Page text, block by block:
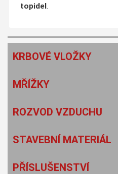
topidel.
KRBOVÉ VLOŽKY
MŘÍŽKY
ROZVOD VZDUCHU
STAVEBNÍ MATERIÁL
PŘÍSLUŠENSTVÍ